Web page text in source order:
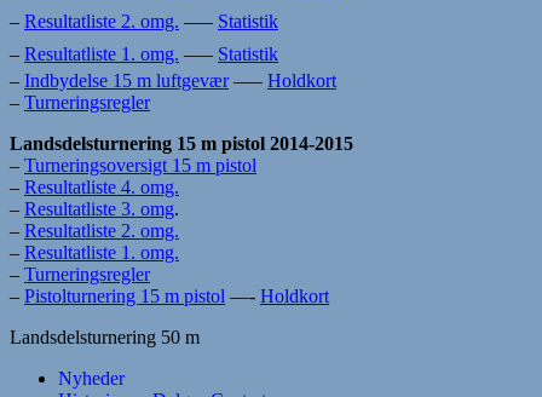
– Resultatliste 2. omg. —– Statistik
– Resultatliste 1. omg. —– Statistik
– Indbydelse 15 m luftgevær—– Holdkort
– Turneringsregler
Landsdelsturnering 15 m pistol 2014-2015
– Turneringsoversigt 15 m pistol
– Resultatliste 4. omg.
– Resultatliste 3. omg.
– Resultatliste 2. omg.
– Resultatliste 1. omg.
– Turneringsregler
– Pistolturnering 15 m pistol —- Holdkort
Landsdelsturnering 50 m
Nyheder